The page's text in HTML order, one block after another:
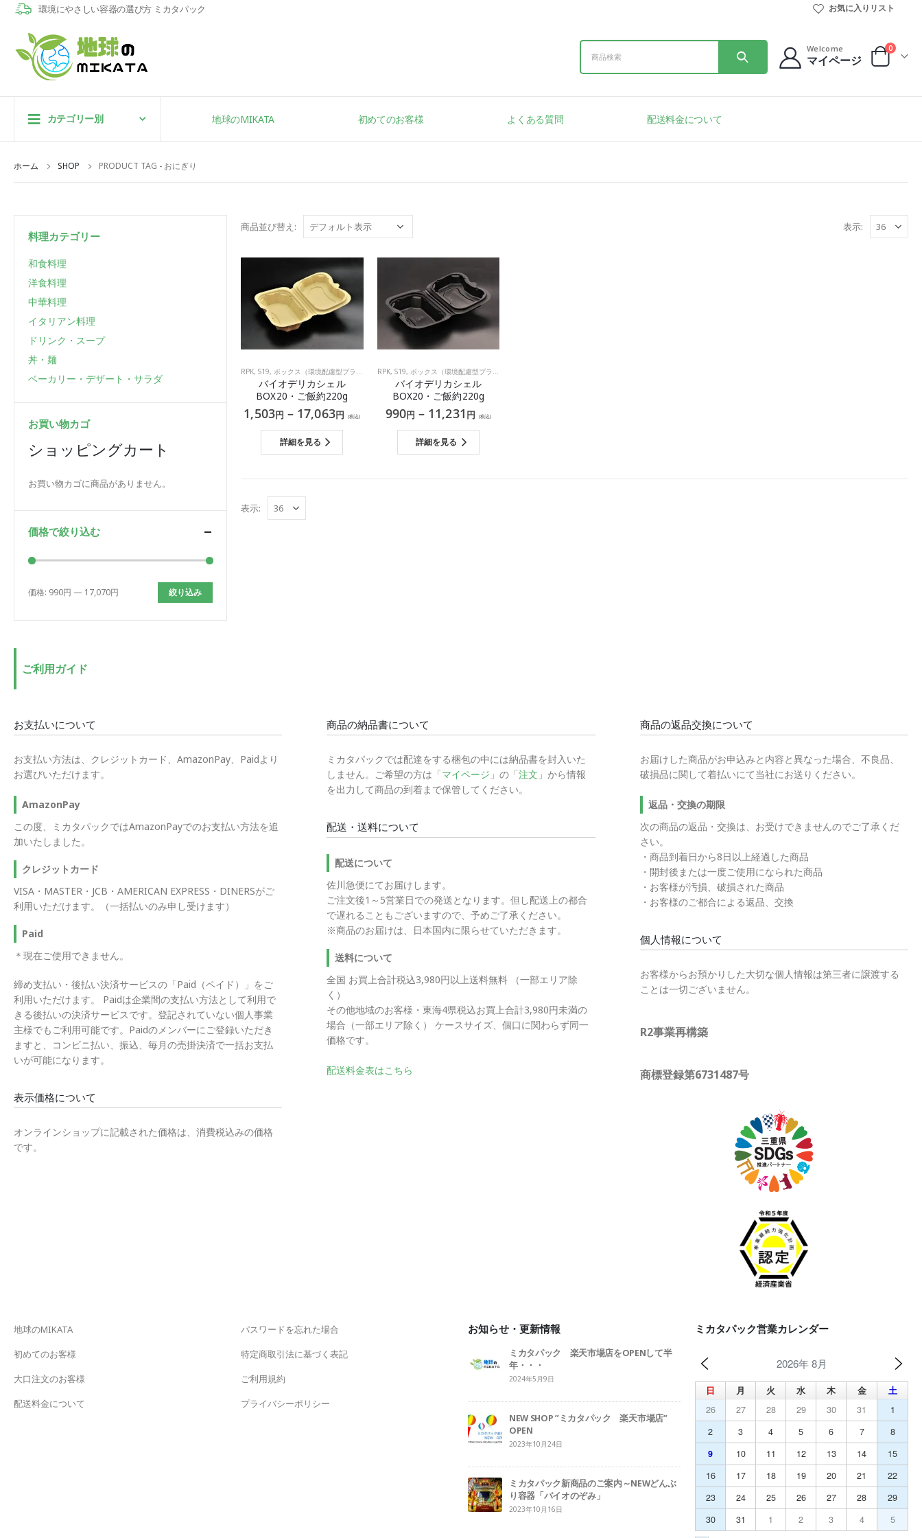
環境にやさしい容器の選び方 ミカタパック お気に入りリスト
Welcome
マイページ
0
カテゴリー別 地球のMIKATA 初めてのお客様 よくある質問 配送料金について
ホーム SHOP PRODUCT TAG - おにぎり
商品並び替え: 表示:
RPK, S19, ボックス（環境配慮型プラスチック） , 和食 ,洋食
バイオデリカシェル
BOX20・ご飯約220g
1,503円 – 17,063円 (税込)
詳細を見る
RPK, S19, ボックス（環境配慮型プラスチック）
バイオデリカシェル
BOX20・ご飯約220g
990円 – 11,231 円 (税込)
詳細を見る
表示:
料理カテゴリー
和食料理
洋食料理
中華料理
イタリアン料理
ドリンク・スープ
丼・麺
ベーカリー・デザート・サラダ
お買い物カゴ
ショッピングカート
お買い物カゴに商品がありません。
価格で絞り込む
最
最
絞り込み
価格: 990円 — 17,070円
ご利用ガイド
お支払いについて
お支払い方法は、クレジットカード、AmazonPay、Paidより
お選びいただけます。
AmazonPay
この度、ミカタパックではAmazonPayでのお支払い方法を追
加いたしました。
クレジットカード
VISA・MASTER・JCB・AMERICAN EXPRESS・DINERSがご
利用いただけます。（一括払いのみ申し受けます）
Paid
＊現在ご使用できません。
締め支払い・後払い決済サービスの「Paid（ペイド）」をご
利用いただけます。 Paidは企業間の支払い方法として利用で
きる後払いの決済サービスです。登記されていない個人事業
主様でもご利用可能です。Paidのメンバーにご登録いただき
ますと、コンビニ払い、振込、毎月の売掛決済で一括お支払
いが可能になります。
表示価格について
オンラインショップに記載された価格は、消費税込みの価格
です。
商品の納品書について
ミカタパックでは配達をする梱包の中には納品書を封入いた
しません。ご希望の方は「マイページ 」の「注文 」から情報
を出力して商品の到着まで保管してください。
配送・送料について
配送について
佐川急便にてお届けします。
ご注文後1～5営業日での発送となります。但し配送上の都合
で遅れることもございますので、予めご了承ください。
※商品のお届けは、日本国内に限らせていただきます。
送料について
全国 お買上合計税込3,980円以上送料無料 （一部エリア除
く）
その他地域のお客様・東海4県税込お買上合計3,980円未満の
場合（一部エリア除く） ケースサイズ、個口に関わらず同一
価格です。
配送料金表はこちら
商品の返品交換について
お届けした商品がお申込みと内容と異なった場合、不良品、
破損品に関して着払いにて当社にお送りください。
返品・交換の期限
次の商品の返品・交換は、お受けできませんのでご了承くだ
さい。
・商品到着日から8日以上経過した商品
・開封後または一度ご使用になられた商品
・お客様が汚損、破損された商品
・お客様のご都合による返品、交換
個人情報について
お客様からお預かりした大切な個人情報は第三者に譲渡する
ことは一切ございません。
R2事業再構築
商標登録第6731487号
地球のMIKATA
初めてのお客様
大口注文のお客様
配送料金について
パスワードを忘れた場合
特定商取引法に基づく表記
ご利用規約
プライバシーポリシー
お知らせ・更新情報
ミカタパック 楽天市場店をOPENして半
年・・・
2024年5月9日
NEW SHOP ”ミカタパック 楽天市場店”
OPEN
2023年10月24日
ミカタパック新商品のご案内～NEWどんぶ
り容器「バイオのぞみ」
2023年10月16日
ミカタパック営業カレンダー
2026年 8月
日 月 火 水 木 金
土
26
27 28 29 30 31
1
2
3 4 5 6 7
8
9
10 11 12 13 14
15
16
17 18 19 20 21
22
23
24 25 26 27 28
29
30
31 1 2 3 4 5